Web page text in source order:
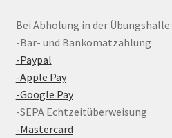
Bei Abholung in der Übungshalle:
-Bar- und Bankomatzahlung
-Paypal
-Apple Pay
-Google Pay
-SEPA Echtzeitüberweisung
-Mastercard